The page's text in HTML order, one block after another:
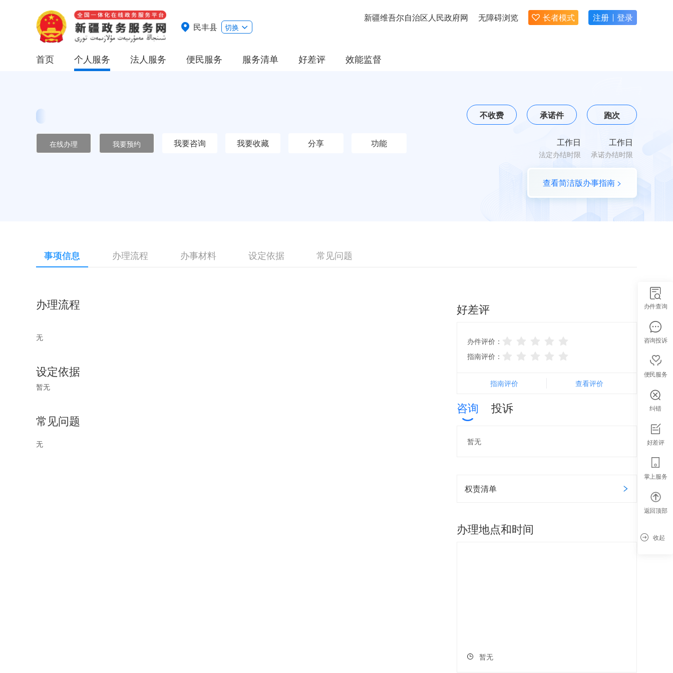
民丰县 切换
新疆维吾尔自治区人民政府网 无障碍浏览 长者模式 注册 登录
首页 个人服务 法人服务 便民服务 服务清单 好差评 效能监督
智能导办
在线办理 我要预约 我要咨询 我要收藏 分享 功能
不收费 承诺件 跑次
工作日
法定办结时限
工作日
承诺办结时限
查看简洁版办事指南 >
事项信息 办理流程 办事材料 设定依据 常见问题
办理流程
无
设定依据
暂无
常见问题
无
好差评
办件评价：
指南评价：
指南评价 查看评价
咨询 投诉
暂无
权责清单
办理地点和时间
暂无
办件查询
咨询投诉
便民服务
纠错
好差评
掌上服务
返回顶部
收起